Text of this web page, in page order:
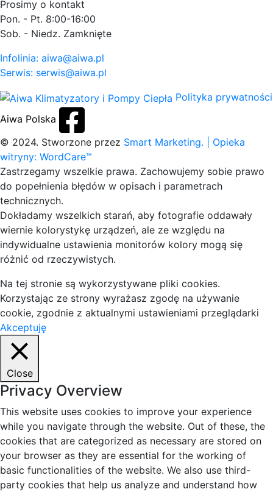
Prosimy o kontakt
Pon. - Pt. 8:00-16:00
Sob. - Niedz. Zamknięte
Infolinia: aiwa@aiwa.pl
Serwis: serwis@aiwa.pl
Polityka prywatności
Aiwa Polska
© 2024. Stworzone przez Smart Marketing.
| Opieka
witryny: WordCare™
Zastrzegamy wszelkie prawa. Zachowujemy sobie prawo
do popełnienia błędów w opisach i parametrach
technicznych.
Dokładamy wszelkich starań, aby fotografie oddawały
wiernie kolorystykę urządzeń, ale ze względu na
indywidualne ustawienia monitorów kolory mogą się
różnić od rzeczywistych.
Na tej stronie są wykorzystywane pliki cookies.
Korzystając ze strony wyrażasz zgodę na używanie
cookie, zgodnie z aktualnymi ustawieniami przeglądarki
Akceptuję
Close
Privacy Overview
This website uses cookies to improve your experience
while you navigate through the website. Out of these, the
cookies that are categorized as necessary are stored on
your browser as they are essential for the working of
basic functionalities of the website. We also use third-
party cookies that help us analyze and understand how